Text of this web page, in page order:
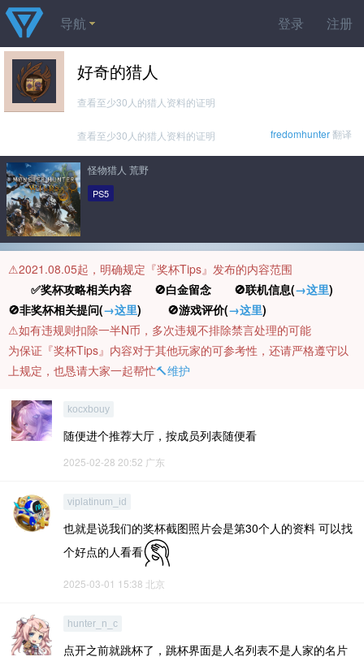
登录 注册
导航
好奇的猎人
查看至少30人的猎人资料的证明
fredomhunter翻译
查看至少30人的猎人资料的证明
怪物猎人 荒野
PS5
⚠️2021.08.05起，明确规定『奖杯Tips』发布的内容范围
✅奖杯攻略相关内容 🚫白金留念 🚫联机信息(→这里)
🚫非奖杯相关提问(→这里) 🚫游戏评价(→这里)
⚠️如有违规则扣除一半N币，多次违规不排除禁言处理的可能
为保证『奖杯Tips』内容对于其他玩家的可参考性，还请严格遵守以
上规定，也恳请大家一起帮忙🔨维护
kocxbouy
随便进个推荐大厅，按成员列表随便看
2025-02-28 20:52 广东
viplatinum_id
也就是说我们的奖杯截图照片会是第30个人的资料 可以找
个好点的人看看
2025-03-01 15:38 北京
hunter_n_c
点开之前就跳杯了，跳杯界面是人名列表不是人家的名片